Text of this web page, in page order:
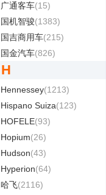
广通客车(15)
国机智骏(1383)
国吉商用车(215)
国金汽车(826)
H
Hennessey(1213)
Hispano Suiza(123)
HOFELE(93)
Hopium(26)
Hudson(43)
Hyperion(64)
哈飞(2116)